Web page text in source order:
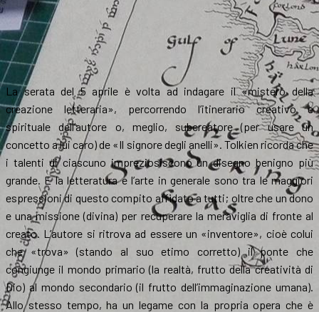
La serata del 5 aprile è volta ad indagare il «mistero della
creazione letteraria», percorrendo l’itinerario creativo e
spirituale dell’autore o, meglio, subcreatore (per usare un
concetto a lui caro) de «Il signore degli anelli». Tolkien ricorda che
i talenti di ciascuno impreziosiscono un disegno benigno più
grande. E la letteratura e l’arte in generale sono tra le maggiori
espressioni di questo compito affidato a tutti; oltre che un dono
e una missione (divina) per recuperare la meraviglia di fronte al
creato. L’autore si ritrova ad essere un «inventore», cioè colui
che «trova» (stando al suo etimo corretto) il ponte che
congiunge il mondo primario (la realtà, frutto della creatività di
Dio) al mondo secondario (il frutto dell’immaginazione umana).
Allo stesso tempo, ha un legame con la propria opera che è